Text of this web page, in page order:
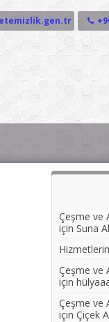
Çeşme ve
için Suna
Çeşme ve
için
Çeşme ve
için Çiçek